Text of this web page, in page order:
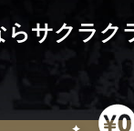
らサクラク